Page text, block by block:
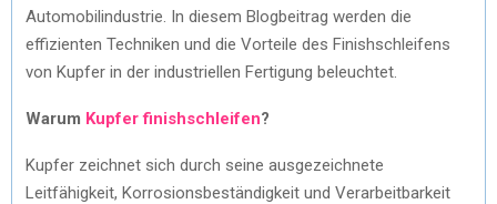
Automobilindustrie. In diesem Blogbeitrag werden die
effizienten Techniken und die Vorteile des Finishschleifens
von Kupfer in der industriellen Fertigung beleuchtet.
Warum Kupfer finishschleifen?
Kupfer zeichnet sich durch seine ausgezeichnete
Leitfähigkeit, Korrosionsbeständigkeit und Verarbeitbarkeit